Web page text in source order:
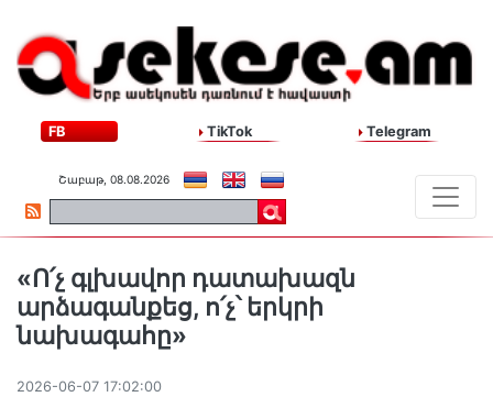
FB TikTok Telegram
Շաբաթ, 08.08.2026
«Ո՛չ գլխավոր դատախազն
արձագանքեց, ո՛չ՝ երկրի
նախագահը»
2026-06-07 17:02:00